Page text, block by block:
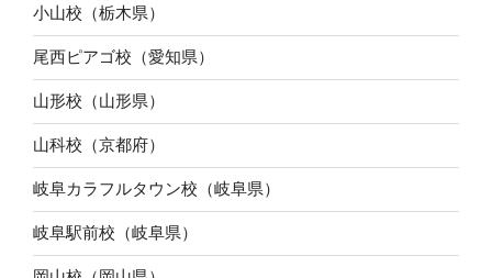
小山校（栃木県）
尾西ピアゴ校（愛知県）
山形校（山形県）
山科校（京都府）
岐阜カラフルタウン校（岐阜県）
岐阜駅前校（岐阜県）